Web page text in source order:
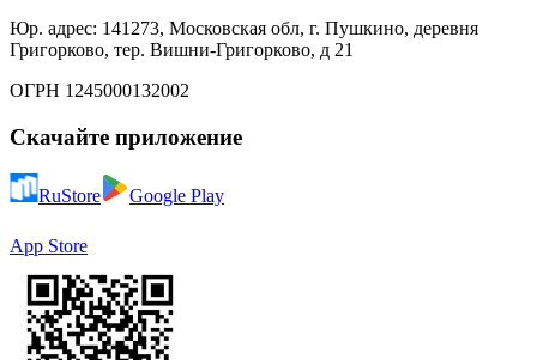
Юр. адрес: 141273, Московская обл, г. Пушкино, деревня
Григорково, тер. Вишни-Григорково, д 21
ОГРН 1245000132002
Скачайте приложение
RuStore Google Play
App Store